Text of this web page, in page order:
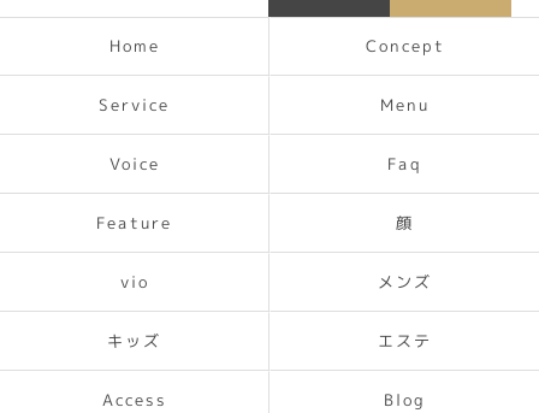
Home Concept
Service Menu
Voice Faq
Feature 顔
vio メンズ
キッズ エステ
Access Blog